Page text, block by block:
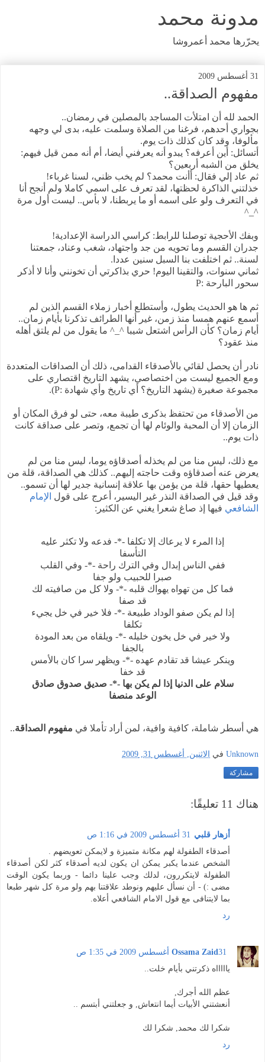
مدونة محمد
يحرّرها محمد أعمروشا
31 أغسطس 2009
مفهوم الصداقة..
الحمد لله أن امتلأت المساجد بالمصلين في رمضان..
بجواري أحدهم، فرغنا من الصلاة وسلمت عليه، بدى لي وجهه
مألوفا، وقد كان كذلك ذات يوم.
أتسائل: أين أعرفه؟ يبدو أنه يعرفني أيضا، أم أنه ممن قيل فيهم:
يخلق من الشبه أربعين؟
ثم عاد إلي فقال: أأنت محمد؟ لم يخب ظني، لسنا غرباء!
خذلتني الذاكرة لحظتها، لقد تعرف على اسمي كاملا ولم أنجح أنا
في التعرف ولو على اسمه أو ما يربطنا، لا بأس.. ليست أول مرة
^_^
وبفك الأحجية توصلنا للرابط: كراسي الدراسة الإعدادية!
جدران القسم وما تحويه من جد واجتهاد، شغب وعناد، جمعتنا
لسنة.. ثم اختلفت بنا السبل سنين عددا.
ثماني سنوات، والتقينا اليوم! حري بذاكرتي أن تخونني وأنا لا أذكر
سحور البارحة :P
ثم ها هو الحديث يطول، وأستطلع أخبار زملاء القسم الذين لم
أسمع عنهم همسا منذ زمن، غير أنها الطرائف تذكرنا بأيام زمان..
أيام زمان؟ كأن الرأس اشتعل شيبا ^_^ ما يقول من لم يلتق أهله
منذ عقود؟
نادر أن يحصل لقائي بالأصدقاء القدامى، ذلك أن الصداقات المتعددة
ومع الجميع ليست من اختصاصي، يشهد التاريخ اقتصاري على
مجموعة صغيرة (يشهد التاريخ؟ أي تاريخ وأي شهادة :P).
من الأصدقاء من تحتفظ بذكرى طيبة معه، حتى لو فرق المكان أو
الزمان إلا أن المحبة والوئام لها أن تجمع، وتصر على صداقة كانت
ذات يوم..
مع ذلك، ليس منا من لم يخذله أصدقاؤه يوما، ليس منا من لم
يعرض عنه أصدقاؤه وقت حاجته إليهم.. كذلك هي الصداقة، قلة من
يعطيها حقها، قلة من يؤمن بها علاقة إنسانية جدير لها أن تسمو..
وقد قيل في الصداقة النذر غير اليسير، أعرج على قول الإمام
الشافعي فيها إذ صاغ شعرا يغني عن الكثير:
إذا المرء لا يرعاك إلا تكلفا -*- فدعه ولا تكثر عليه
التأسفا
ففي الناس إبدال وفي الترك راحة -*- وفي القلب
صبرا للحبيب ولو جفا
فما كل من تهواه يهواك قلبه -*- ولا كل من صافيته لك
قد صفا
إذا لم يكن صفو الوداد طبيعة -*- فلا خير في خل يجيء
تكلفا
ولا خير في خل يخون خليله -*- ويلقاه من بعد المودة
بالجفا
وينكر عيشا قد تقادم عهده -*- ويظهر سرا كان بالأمس
قد خفا
سلام على الدنيا إذا لم يكن بها -*- صديق صدوق صادق
الوعد منصفا
هي أسطر شاملة، كافية وافية، لمن أراد تأملا في مفهوم الصداقة..
Unknown في الاثنين, أغسطس 31, 2009
مشاركة
هناك 11 تعليقًا:
أزهار قلبي 31 أغسطس 2009 في 1:16 ص
أصدقاء الطفولة لهم مكانة متميزة و لايمكن تعويضهم .
الشخص عندما يكبر يمكن ان يكون لديه أصدقاء كثر لكن أصدقاء
الطفولة لايتكررون، لدلك وجب علينا دائما - وربما يكون الوقت
مضى :) - أن نسأل عليهم ونوطد علاقتنا بهم ولو مرة كل شهر طبعا
بما لايتنافى مع قول الامام الشافعي أعلاه.
رد
Ossama Zaid31 أغسطس 2009 في 1:35 ص
ياااااه ذكرتني بأيام خلت..
عظم الله أجرك,
أنعشتني الأبيات أيما انتعاش, و جعلتني أبتسم ..
شكرا لك محمد, شكرا لك
رد